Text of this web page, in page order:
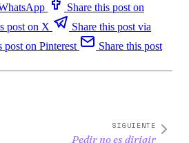
Share this post on
post on X
Share this post via
post on Pinterest
Share this post
SIGUIENTE
Pedir no es dirigir